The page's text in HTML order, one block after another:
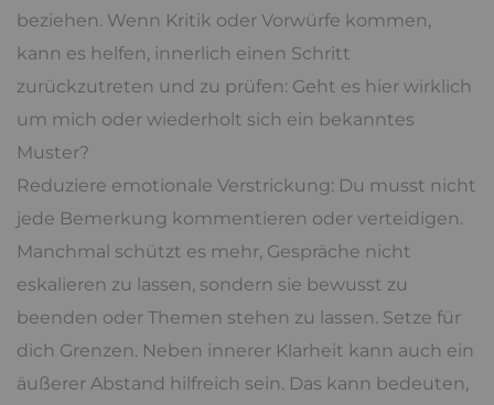
beziehen. Wenn Kritik oder Vorwürfe kommen,
kann es helfen, innerlich einen Schritt
zurückzutreten und zu prüfen: Geht es hier wirklich
um mich oder wiederholt sich ein bekanntes
Muster?
Reduziere emotionale Verstrickung: Du musst nicht
jede Bemerkung kommentieren oder verteidigen.
Manchmal schützt es mehr, Gespräche nicht
eskalieren zu lassen, sondern sie bewusst zu
beenden oder Themen stehen zu lassen. Setze für
dich Grenzen. Neben innerer Klarheit kann auch ein
äußerer Abstand hilfreich sein. Das kann bedeuten,